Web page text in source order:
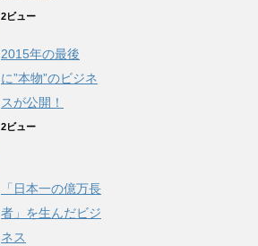
2ビュー
2015年の最後
に”本物”のビジネ
スが公開！
2ビュー
「日本一の億万長
者」を生んだビジ
ネス